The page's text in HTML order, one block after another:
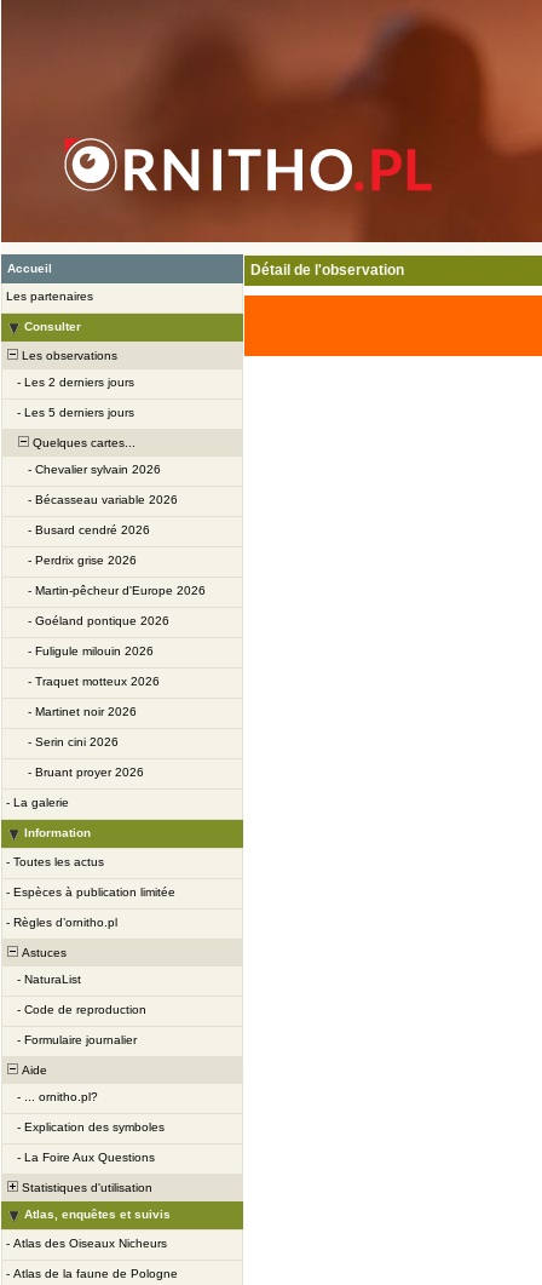
Accueil
Les partenaires
Consulter
Les observations
- Les 2 derniers jours
- Les 5 derniers jours
Quelques cartes...
- Chevalier sylvain 2026
- Bécasseau variable 2026
- Busard cendré 2026
- Perdrix grise 2026
- Martin-pêcheur d'Europe 2026
- Goéland pontique 2026
- Fuligule milouin 2026
- Traquet motteux 2026
- Martinet noir 2026
- Serin cini 2026
- Bruant proyer 2026
- La galerie
Information
- Toutes les actus
- Espèces à publication limitée
- Règles d’ornitho.pl
Astuces
- NaturaList
- Code de reproduction
- Formulaire journalier
Aide
-
... ornitho.pl?
- Explication des symboles
- La Foire Aux Questions
Statistiques d'utilisation
Atlas, enquêtes et suivis
- Atlas des Oiseaux Nicheurs
- Atlas de la faune de Pologne
Détail de l'observation